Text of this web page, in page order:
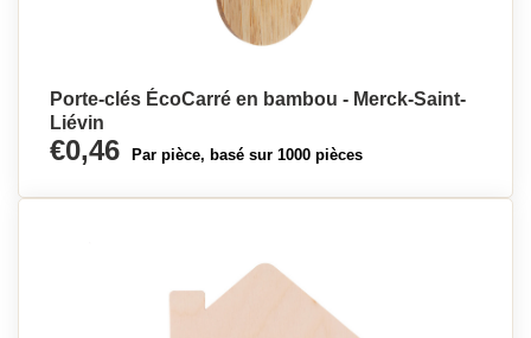
Porte-clés ÉcoCarré en bambou - Merck-Saint-
Liévin
€0,46 Par pièce, basé sur 1000 pièces